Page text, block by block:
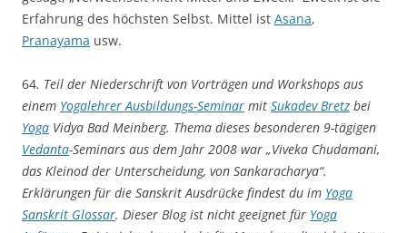
Erfahrung des höchsten Selbst. Mittel ist Asana,
Pranayama usw.
64. Teil der Niederschrift von Vorträgen und Workshops aus
einem Yogalehrer Ausbildungs-Seminar mit Sukadev Bretz bei
Yoga Vidya Bad Meinberg. Thema dieses besonderen 9-tägigen
Vedanta-Seminars aus dem Jahr 2008 war „Viveka Chudamani,
das Kleinod der Unterscheidung, von Sankaracharya“.
Erklärungen für die Sanskrit Ausdrücke findest du im Yoga
Sanskrit Glossar. Dieser Blog ist nicht geeignet für Yoga